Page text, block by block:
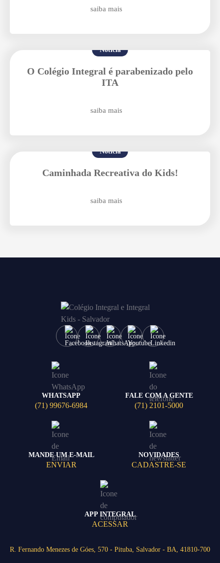
saiba mais
Notícia
O Colégio Integral é parabenizado pelo
ITA
saiba mais
Notícia
Caminhada Recreativa do Kids!
saiba mais
WHATSAPP
(71) 99676-6984
FALE COM A GENTE
(71) 2101-5000
MANDE UM E-MAIL
ENVIAR
NOVIDADES
CADASTRE-SE
APP INTEGRAL
ACESSAR
R. Fernando Menezes de Góes, 570 - Pituba, Salvador - BA, 41810-700